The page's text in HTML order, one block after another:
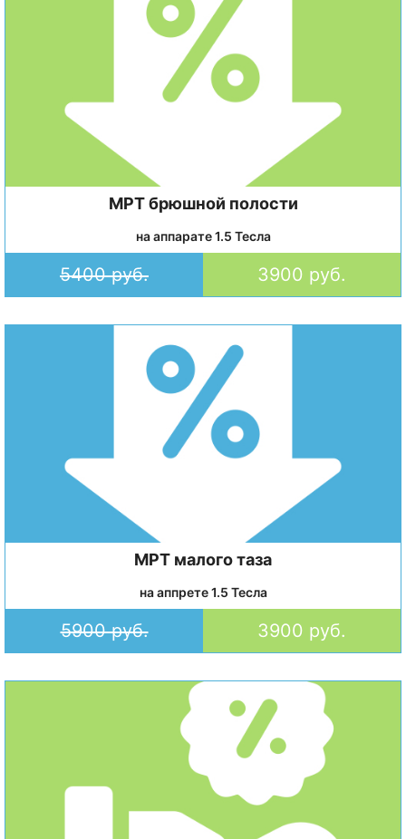
МРТ брюшной полости
на аппарате 1.5 Тесла
5400 руб. 3900 руб.
МРТ малого таза
на аппрете 1.5 Тесла
5900 руб. 3900 руб.